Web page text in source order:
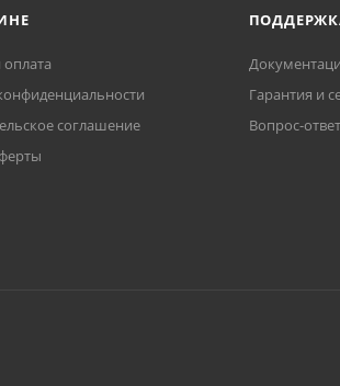
соглашение
Гарантия и
Вопрос-ответ